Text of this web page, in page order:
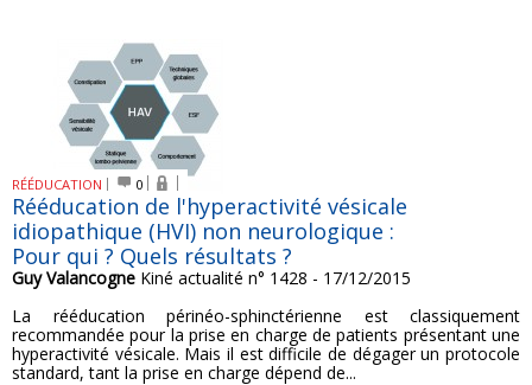
RÉÉDUCATION 0
Rééducation de l'hyperactivité vésicale
idiopathique (HVI) non neurologique :
Pour qui ? Quels résultats ?
Guy Valancogne Kiné actualité n° 1428 - 17/12/2015
La rééducation périnéo-sphinctérienne est classiquement
recommandée pour la prise en charge de patients présentant une
hyperactivité vésicale. Mais il est difficile de dégager un protocole
standard, tant la prise en charge dépend de...